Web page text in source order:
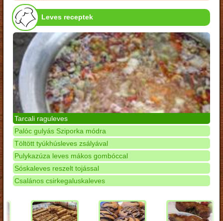
Leves receptek
Tarcali raguleves
Palóc gulyás Sziporka módra
Töltött tyúkhúsleves zsályával
Pulykazúza leves mákos gombóccal
Sóskaleves reszelt tojással
Csalános csirkegaluskaleves